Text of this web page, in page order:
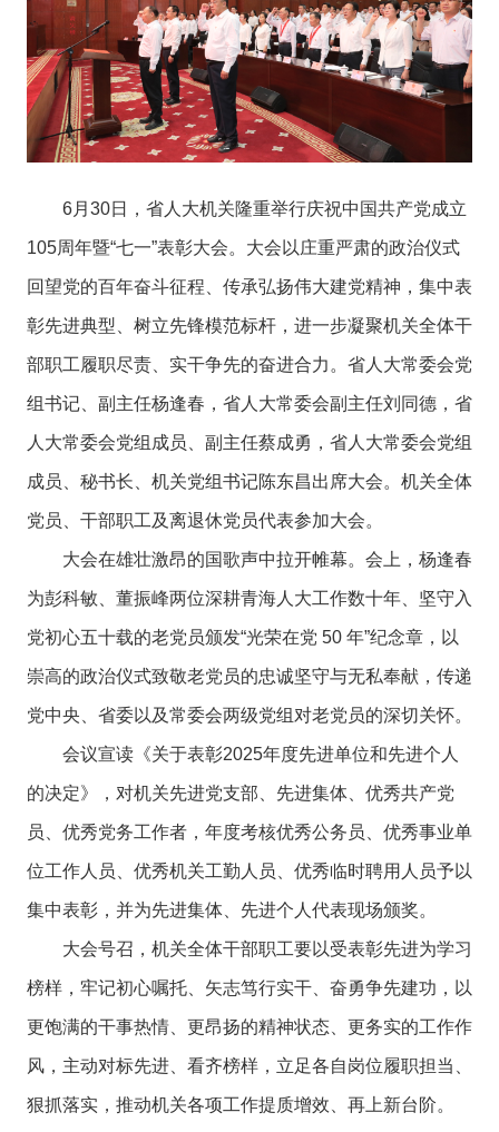
6月30日，省人大机关隆重举行庆祝中国共产党成立
105周年暨“七一”表彰大会。大会以庄重严肃的政治仪式
回望党的百年奋斗征程、传承弘扬伟大建党精神，集中表
彰先进典型、树立先锋模范标杆，进一步凝聚机关全体干
部职工履职尽责、实干争先的奋进合力。省人大常委会党
组书记、副主任杨逢春，省人大常委会副主任刘同德，省
人大常委会党组成员、副主任蔡成勇，省人大常委会党组
成员、秘书长、机关党组书记陈东昌出席大会。机关全体
党员、干部职工及离退休党员代表参加大会。
大会在雄壮激昂的国歌声中拉开帷幕。会上，杨逢春
为彭科敏、董振峰两位深耕青海人大工作数十年、坚守入
党初心五十载的老党员颁发“光荣在党 50 年”纪念章，以
崇高的政治仪式致敬老党员的忠诚坚守与无私奉献，传递
党中央、省委以及常委会两级党组对老党员的深切关怀。
会议宣读《关于表彰2025年度先进单位和先进个人
的决定》，对机关先进党支部、先进集体、优秀共产党
员、优秀党务工作者，年度考核优秀公务员、优秀事业单
位工作人员、优秀机关工勤人员、优秀临时聘用人员予以
集中表彰，并为先进集体、先进个人代表现场颁奖。
大会号召，机关全体干部职工要以受表彰先进为学习
榜样，牢记初心嘱托、矢志笃行实干、奋勇争先建功，以
更饱满的干事热情、更昂扬的精神状态、更务实的工作作
风，主动对标先进、看齐榜样，立足各自岗位履职担当、
狠抓落实，推动机关各项工作提质增效、再上新台阶。